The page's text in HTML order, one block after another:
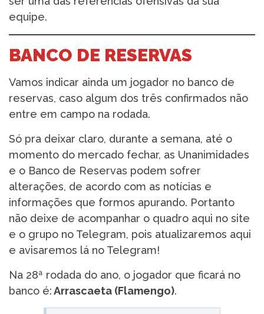
equipe.
BANCO DE RESERVAS
Vamos indicar ainda um jogador no banco de
reservas, caso algum dos três confirmados não
entre em campo na rodada.
Só pra deixar claro, durante a semana, até o
momento do mercado fechar, as Unanimidades
e o Banco de Reservas podem sofrer
alterações, de acordo com as notícias e
informações que formos apurando. Portanto
não deixe de acompanhar o quadro aqui no site
e o grupo no Telegram, pois atualizaremos aqui
e avisaremos lá no Telegram!
Na 28ª rodada do ano, o jogador que ficará no
banco é:Arrascaeta (Flamengo).